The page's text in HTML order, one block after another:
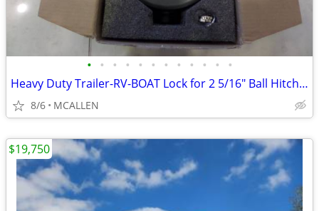
• • • • • • • • • • • •
Heavy Duty Trailer-RV-BOAT Lock for 2 5/16" Ball Hitch Coupler
8/6 MCALLEN
$19,750